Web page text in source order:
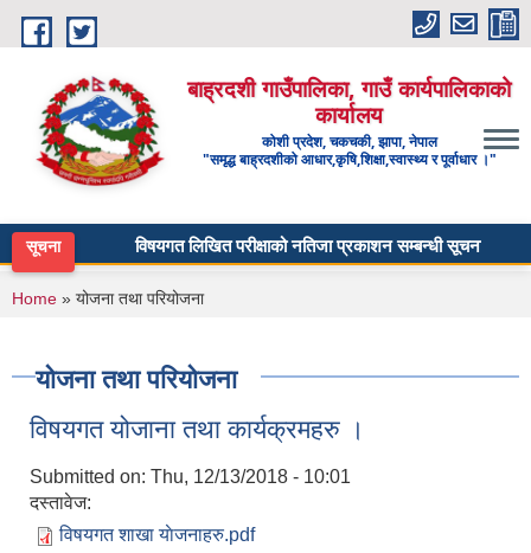
Skip to main content
बाह्रदशी गाउँपालिका, गाउँ कार्यपालिकाको
कार्यालय
कोशी प्रदेश, चकचकी, झापा, नेपाल
"समृद्ध बाह्रदशीको आधार,कृषि,शिक्षा,स्वास्थ्य र पूर्वाधार ।"
सूचना विषयगत लिखित परीक्षाको नतिजा प्रकाशन सम्बन्धी सूचना -
You are here
Home » योजना तथा परियोजना
योजना तथा परियोजना
विषयगत योजाना तथा कार्यक्रमहरु ।
Submitted on: Thu, 12/13/2018 - 10:01
दस्तावेज:
विषयगत शाखा याेजनाहरु.pdf